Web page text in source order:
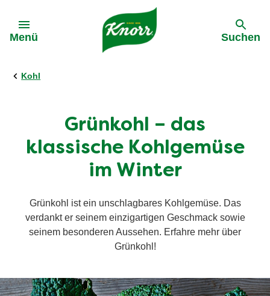
Menü Suchen
Kohl
Grünkohl – das
klassische Kohlgemüse
im Winter
Grünkohl ist ein unschlagbares Kohlgemüse. Das
verdankt er seinem einzigartigen Geschmack sowie
seinem besonderen Aussehen. Erfahre mehr über
Grünkohl!